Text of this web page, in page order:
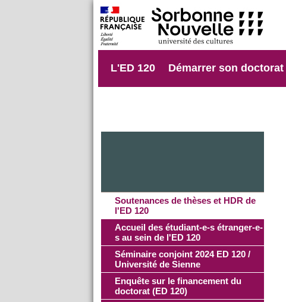
L'ED 120 Démarrer son doctorat
Soutenances de thèses et HDR de
l'ED 120
Accueil des étudiant-e-s étranger-e-
s au sein de l'ED 120
Séminaire conjoint 2024 ED 120 /
Université de Sienne
Enquête sur le financement du
doctorat (ED 120)